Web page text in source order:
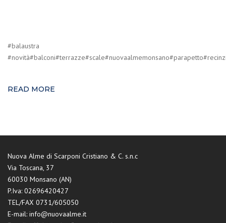
#balaustra
READ MORE
Nuova Alme di Scarponi Cristiano & C. s.n.c
Via Toscana, 37
60030 Monsano (AN)
P.Iva: 02696420427
TEL/FAX 0731/605050
E-mail: info@nuovaalme.it